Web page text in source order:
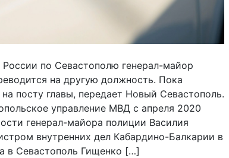
по Севастополю генерал-майор
на другую должность. Пока
посту главы, передает Новый Севастополь.
управление МВД с апреля 2020
генерал-майора полиции Василия
внутренних дел Кабардино-Балкарии в
в Севастополь Гищенко […]